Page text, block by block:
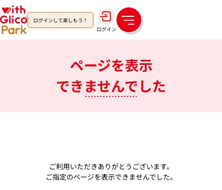
ログインして楽しもう！
ログイン
メ
ニ
ページを表示
できませんでした
ご利用いただきありがとうございます。
ご指定のページを表示できませんでした。